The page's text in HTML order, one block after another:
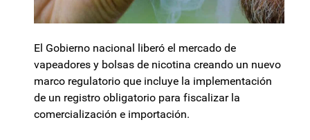
El Gobierno nacional liberó el mercado de
vapeadores y bolsas de nicotina creando un nuevo
marco regulatorio que incluye la implementación
de un registro obligatorio para fiscalizar la
comercialización e importación.